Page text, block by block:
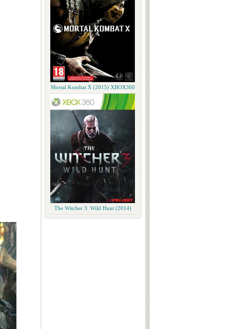
Mortal Kombat X (2015) XBOX360
The Witcher 3: Wild Hunt (2014)